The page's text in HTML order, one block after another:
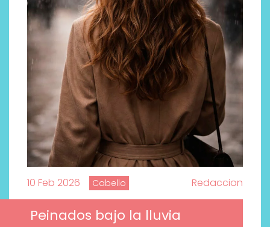
10 Feb 2026 Cabello Redaccion
Peinados bajo la lluvia